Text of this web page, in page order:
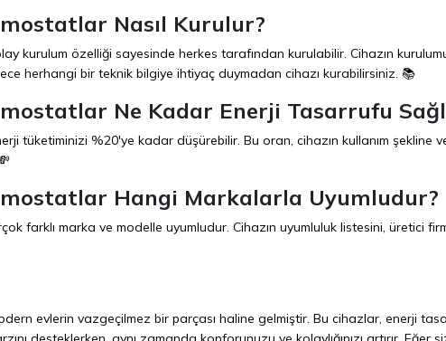
Nasıl Kurulur?
kurulum özelliği sayesinde herkes tarafından kurulabilir. Cihazın kurulumu
herhangi bir teknik bilgiye ihtiyaç duymadan cihazı kurabilirsiniz. 📚
Ne Kadar Enerji Tasarrufu
tüketiminizi %20'ye kadar düşürebilir. Bu oran, cihazın kullanım şekline
Hangi Markalarla Uyumludur?
farklı marka ve modelle uyumludur. Cihazın uyumluluk listesini, üretici
evlerin vazgeçilmez bir parçası haline gelmiştir. Bu cihazlar, enerji